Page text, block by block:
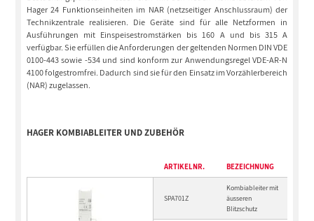
Hager 24 Funktionseinheiten im NAR (netzseitiger Anschlussraum) der
Technikzentrale realisieren. Die Geräte sind für alle Netzformen in
Ausführungen mit Einspeisestromstärken bis 160 A und bis 315 A
verfügbar. Sie erfüllen die Anforderungen der geltenden Normen DIN VDE
0100-443 sowie -534 und sind konform zur Anwendungsregel VDE-AR-N
4100 folgestromfrei. Dadurch sind sie für den Einsatz im Vorzählerbereich
(NAR) zugelassen.
HAGER KOMBIABLEITER UND ZUBEHÖR
ARTIKELNR. BEZEICHNUNG
SPA701Z
Kombiableiter mit
äusseren
Blitzschutz